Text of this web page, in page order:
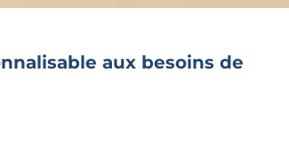
aux besoins de